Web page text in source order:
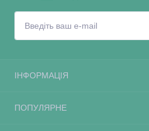
ІНФОРМАЦІЯ
ПОПУЛЯРНЕ